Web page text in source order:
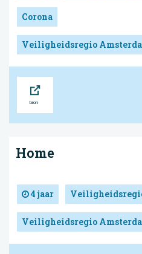
Corona
Veiligheidsregio
Home
4 jaar
Veiligheidsregio